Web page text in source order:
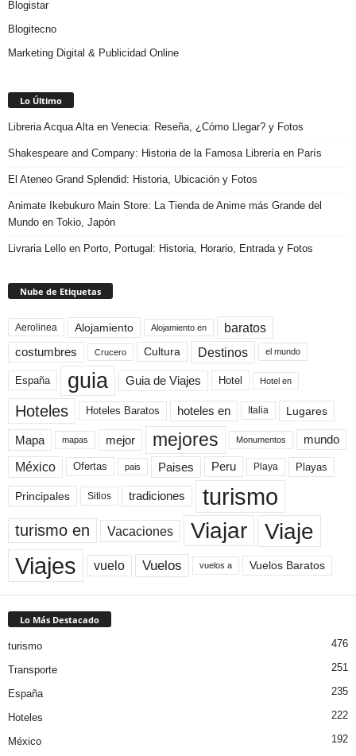
Blogistar
Blogitecno
Marketing Digital & Publicidad Online
Lo Último
Libreria Acqua Alta en Venecia: Reseña, ¿Cómo Llegar? y Fotos
Shakespeare and Company: Historia de la Famosa Librería en París
El Ateneo Grand Splendid: Historia, Ubicación y Fotos
Animate Ikebukuro Main Store: La Tienda de Anime más Grande del
Mundo en Tokio, Japón
Livraria Lello en Porto, Portugal: Historia, Horario, Entrada y Fotos
Nube de Etiquetas
Aerolinea Alojamiento Alojamiento en baratos
costumbres Crucero Cultura Destinos el mundo
España guia Guia de Viajes Hotel Hotel en
Hoteles Hoteles Baratos hoteles en Italia Lugares
Mapa mapas mejor mejores Monumentos mundo
México Ofertas pais Paises Peru Playa Playas
Principales Sitios tradiciones turismo
turismo en Vacaciones Viajar Viaje
Viajes vuelo Vuelos vuelos a Vuelos Baratos
Lo Más Destacado
turismo 476
Transporte 251
España 235
Hoteles 222
México 192